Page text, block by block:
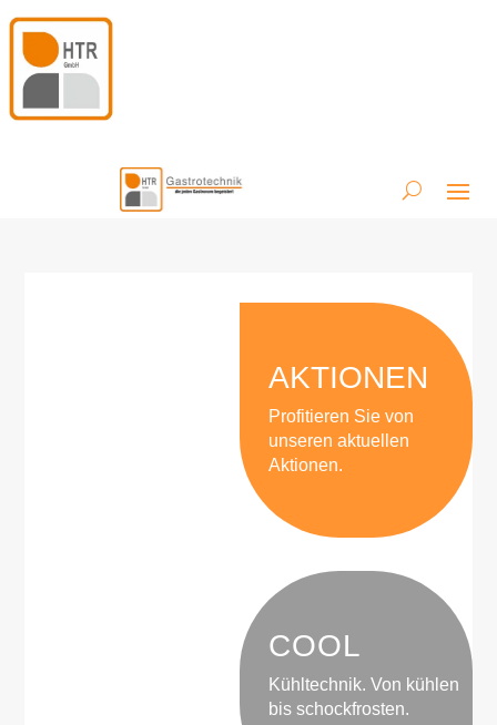
AKTIONEN
Profitieren Sie von
unseren aktuellen
Aktionen.
COOL
Kühltechnik. Von kühlen
bis schockfrosten.